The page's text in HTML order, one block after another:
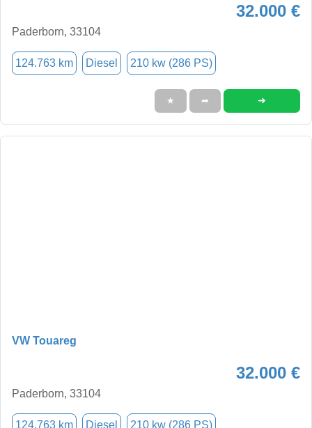
32.000 €
Paderborn, 33104
124.763 km Diesel 210 kw (286 PS)
★ ➦ ➜
VW Touareg
32.000 €
Paderborn, 33104
124.763 km Diesel 210 kw (286 PS)